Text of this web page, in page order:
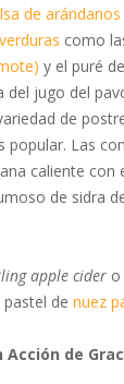
de arándanos
verduras como
y el puré de
del jugo del
de
popular. Las
caliente con
de sidra
apple cider o
de nuez
Acción de